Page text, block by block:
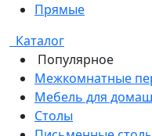
Прямые
Каталог
Популярное
Межкомнатные
Мебель для
Столы